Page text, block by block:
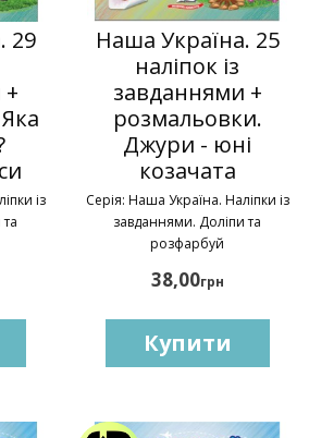
29
із
Наша Україна. 25
наліпок із
завданнями +
розмальовки.
Джури - юні
козачата
Серія: Наша Україна. Наліпки із
завданнями. Доліпи та
розфарбуй
38,00грн
Купити